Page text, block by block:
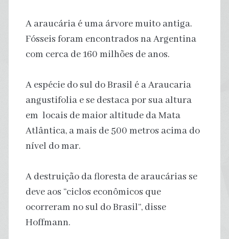
A araucária é uma árvore muito antiga.
Fósseis foram encontrados na Argentina
com cerca de 160 milhões de anos.
A espécie do sul do Brasil é a Araucaria
angustifolia e se destaca por sua altura
em locais de maior altitude da Mata
Atlântica, a mais de 500 metros acima do
nível do mar.
A destruição da floresta de araucárias se
deve aos “ciclos econômicos que
ocorreram no sul do Brasil”, disse
Hoffmann.